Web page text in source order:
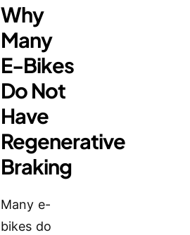
Why
Many
E-Bikes
Do Not
Have
Regenerative
Braking
Many e-
bikes do